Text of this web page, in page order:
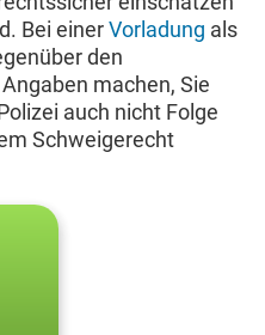
Bei einerVorladung als
den
machen, Sie
auch nicht Folge
Schweigerecht